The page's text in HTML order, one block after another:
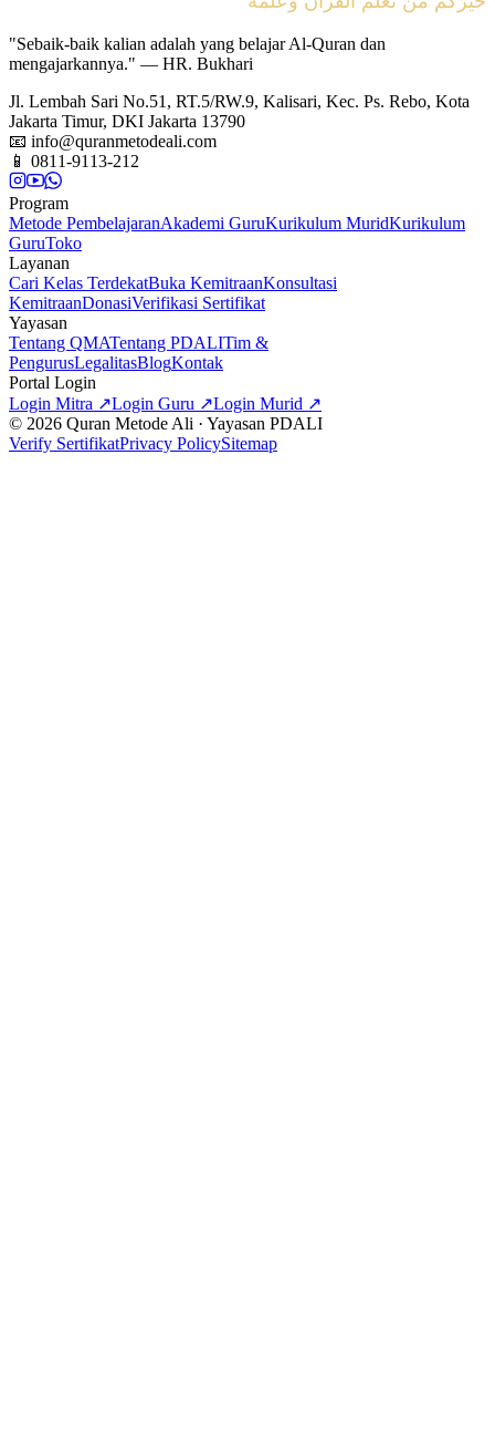
"Sebaik-baik kalian adalah yang belajar Al-Quran dan
mengajarkannya." — HR. Bukhari
Jl. Lembah Sari No.51, RT.5/RW.9, Kalisari, Kec. Ps. Rebo, Kota
Jakarta Timur, DKI Jakarta 13790
📧 info@quranmetodeali.com
📱 0811-9113-212
Program
Metode PembelajaranAkademi GuruKurikulum MuridKurikulum
GuruToko
Layanan
Cari Kelas TerdekatBuka KemitraanKonsultasi
KemitraanDonasiVerifikasi Sertifikat
Yayasan
Tentang QMATentang PDALITim &
PengurusLegalitasBlogKontak
Portal Login
Login Mitra ↗Login Guru ↗Login Murid ↗
© 2026 Quran Metode Ali · Yayasan PDALI
Verify SertifikatPrivacy PolicySitemap